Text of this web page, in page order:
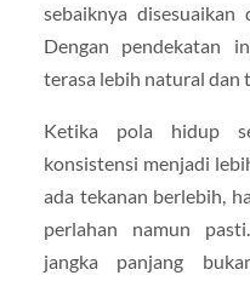
sebaiknya disesuaikan
Dengan pendekatan
terasa lebih natural dan
Ketika pola hidup
konsistensi menjadi
ada tekanan berlebih,
perlahan namun
jangka panjang